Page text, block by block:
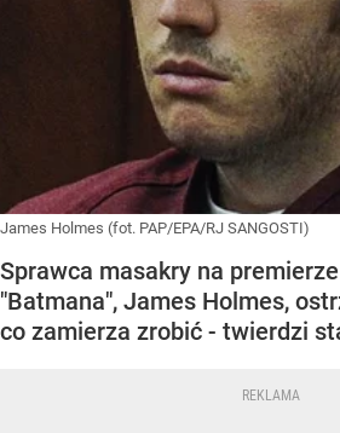
James Holmes (fot. PAP/EPA/RJ SANGOSTI)
Sprawca masakry na
"Batmana", James Holmes,
co zamierza zrobić - twierdzi